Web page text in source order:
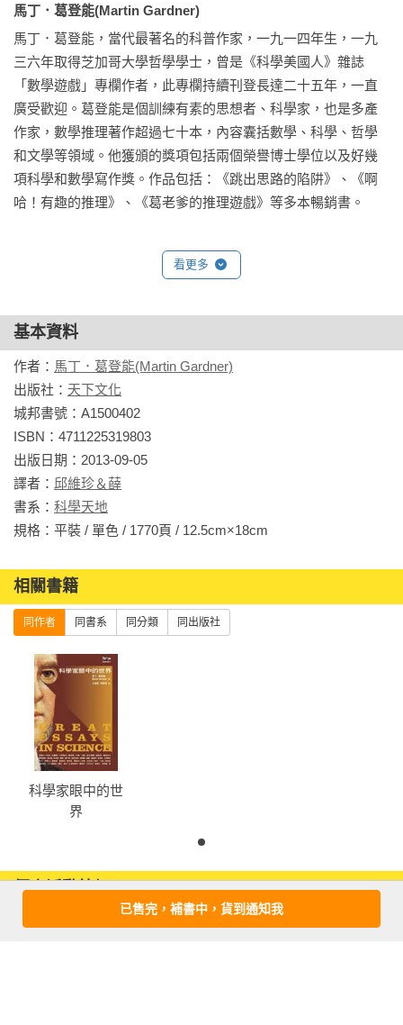
【系列特色】
◎幽默漫畫和通俗文字的結合，帶領讀者在愉快氣氛下，提升
學習動機。
◎輕鬆好讀的閱讀開本，隨身攜帶，隨時隨地都能翻閱。
◎寓教於樂的全方位邏輯訓練，輕鬆培養好腦力。
馬丁．葛登能(Martin Gardner)
馬丁．葛登能，當代最著名的科普作家，一九一四年生，一九
三六年取得芝加哥大學哲學學士，曾是《科學美國人》雜誌
「數學遊戲」專欄作者，此專欄持續刊登長達二十五年，一直
廣受歡迎。葛登能是個訓練有素的思想者、科學家，也是多產
作家，數學推理著作超過七十本，內容囊括數學、科學、哲學
和文學等領域。他獲頒的獎項包括兩個榮譽博士學位以及好幾
項科學和數學寫作獎。作品包括：《跳出思路的陷阱》、《啊
哈！有趣的推理》、《葛老爹的推理遊戲》等多本暢銷書。
看更多
基本資料
作者： 馬丁．葛登能(Martin Gardner)
出版社： 天下文化
城邦書號：A1500402
ISBN：4711225319803
出版日期：2013-09-05
譯者： 邱維珍＆薛
書系： 科學天地
規格：平裝 / 單色 / 1770頁 / 12.5cm×18cm
相關書籍
同作者 同書系 同分類 同出版社
科學家眼中的世
界
優惠活動快訊
已售完，補書中，貨到通知我